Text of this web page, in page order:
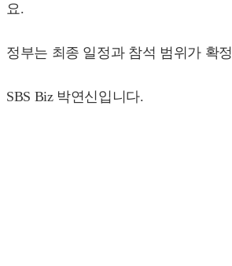
요.
정부는 최종 일정과 참석 범위가 확
SBS Biz 박연신입니다.